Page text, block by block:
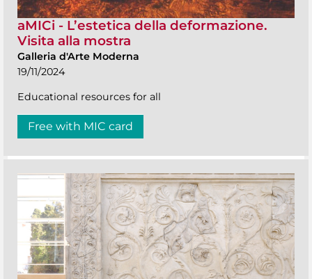
aMICi - L’estetica della deformazione.
Visita alla mostra
Galleria d'Arte Moderna
19/11/2024
Educational resources for all
Free with MIC card